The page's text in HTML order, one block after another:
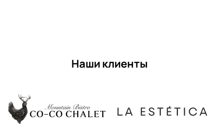
Наши клиенты